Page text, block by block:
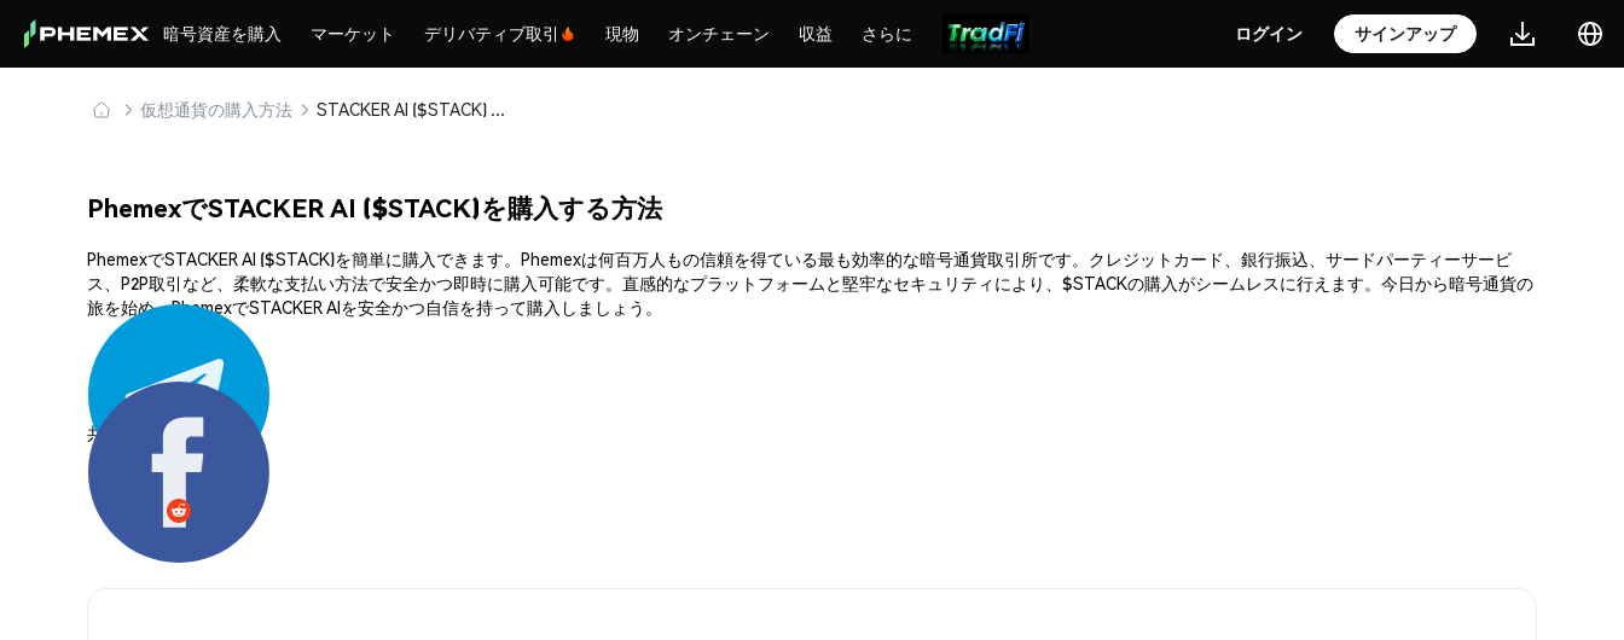
暗号資産を購入 マーケット デリバティブ取引 現物 オンチェーン 収益 さらに ログイン サインアップ
仮想通貨の購入方法 STACKER AI ($STACK) を安全に購入・保管
PhemexでSTACKER AI ($STACK)を購入する方法
PhemexでSTACKER AI ($STACK)を簡単に購入できます。Phemexは何百万人もの信頼を得ている最も効率的な暗号通貨取引所です。クレジットカード、銀行振込、サードパーティーサービ
ス、P2P取引など、柔軟な支払い方法で安全かつ即時に購入可能です。直感的なプラットフォームと堅牢なセキュリティにより、$STACKの購入がシームレスに行えます。今日から暗号通貨の
旅を始め、PhemexでSTACKER AIを安全かつ自信を持って購入しましょう。
共有する: